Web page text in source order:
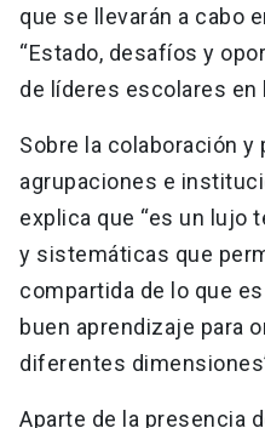
que se llevarán a cabo
“Estado, desafíos y
de líderes escolares en
Sobre la colaboración y
agrupaciones e
explica que “es un lujo
y sistemáticas que
compartida de lo que
buen aprendizaje para
diferentes
Aparte de la presencia